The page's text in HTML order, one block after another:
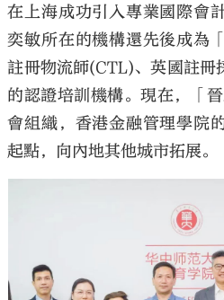
在上海成功引入專業國際會
奕敏所在的機構還先後成為
註冊物流師(CTL)、英國註冊
的認證培訓機構。現在，「
會組織，香港金融管理學院
起點，向內地其他城市拓展。